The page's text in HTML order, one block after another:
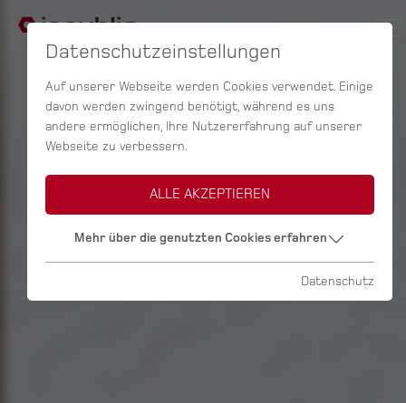
Datenschutzeinstellungen
Auf unserer Webseite werden Cookies verwendet. Einige
davon werden zwingend benötigt, während es uns
andere ermöglichen, Ihre Nutzererfahrung auf unserer
Webseite zu verbessern.
ALLE AKZEPTIEREN
Mehr über die genutzten Cookies erfahren
Datenschutz